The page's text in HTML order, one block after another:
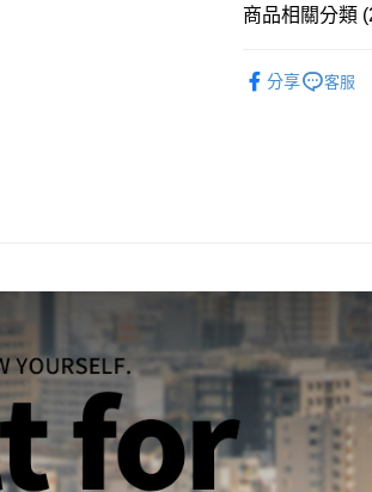
２．訂單成立數日
※ 請注意：結帳手
絡購買商品的店家
求債權轉讓予恩
３．未成年的使
「AFTEE先享後
任。
４．使用「
即時審查核予不
結果請求用戶進行
５．嚴禁一人註冊
7-11付款取貨
宅配
商品相關分類
分享 客服